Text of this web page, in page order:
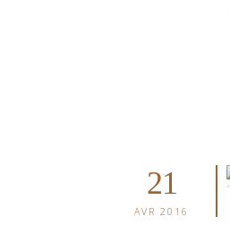
21
AVR 2016